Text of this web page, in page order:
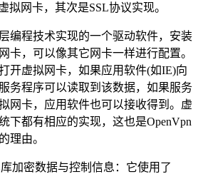
拟网卡，其次是SSL协议实现。
编程技术实现的一个驱动软件，安装
卡，可以像其它网卡一样进行配置。
开虚拟网卡，如果应用软件(如IE)向
务程序可以读取到该数据，如果服务
网卡，应用软件也可以接收得到。虚
下都有相应的实现，这也是OpenVpn
理由。
加密数据与控制信息：它使用了